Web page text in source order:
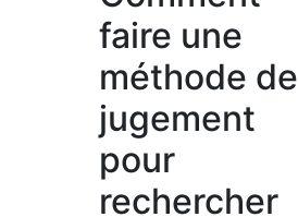
faire une
méthode de
jugement
pour
rechercher